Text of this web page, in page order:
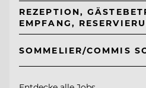
REZEPTION,
EMPFANG,
SOMMELIER/COMMIS